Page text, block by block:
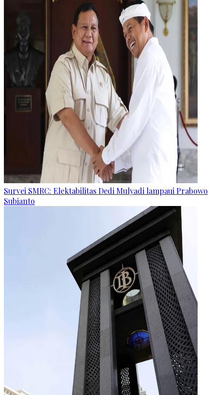
Survei SMRC: Elektabilitas Dedi Mulyadi lampaui Prabowo
Subianto